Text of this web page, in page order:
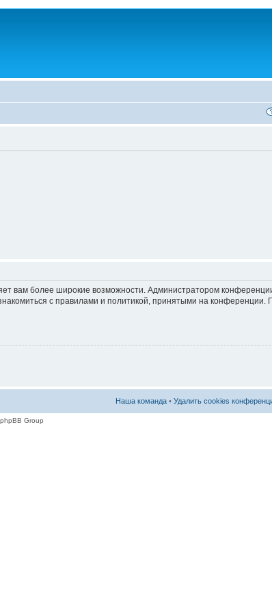
вам более широкие возможности. Администратором
с правилами и политикой, принятыми на конференции.
Наша команда • Удалить cookies
Group